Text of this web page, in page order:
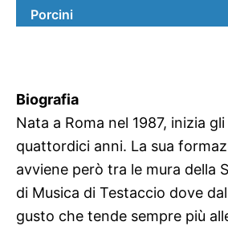
Porcini
Biografia
Nata a Roma nel 1987, inizia
quattordici anni. La sua
avviene però tra le mura della
di Musica di Testaccio dove
gusto che tende sempre più